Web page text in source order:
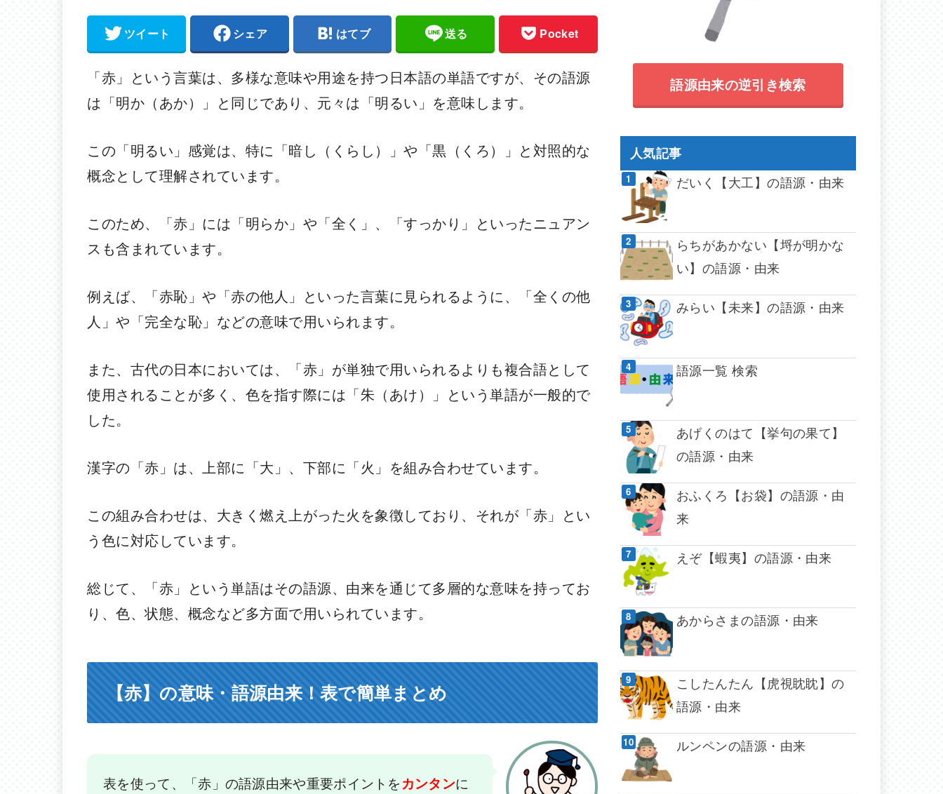
ツイート シェア はてブ 送る Pocket
「赤」という言葉は、多様な意味や用途を持つ日本語の単語ですが、その語源
は「明か（あか）」と同じであり、元々は「明るい」を意味します。
この「明るい」感覚は、特に「暗し（くらし）」や「黒（くろ）」と対照的な
概念として理解されています。
このため、「赤」には「明らか」や「全く」、「すっかり」といったニュアン
スも含まれています。
例えば、「赤恥」や「赤の他人」といった言葉に見られるように、「全くの他
人」や「完全な恥」などの意味で用いられます。
また、古代の日本においては、「赤」が単独で用いられるよりも複合語として
使用されることが多く、色を指す際には「朱（あけ）」という単語が一般的で
した。
漢字の「赤」は、上部に「大」、下部に「火」を組み合わせています。
この組み合わせは、大きく燃え上がった火を象徴しており、それが「赤」とい
う色に対応しています。
総じて、「赤」という単語はその語源、由来を通じて多層的な意味を持ってお
り、色、状態、概念など多方面で用いられています。
【赤】の意味・語源由来！表で簡単まとめ
表を使って、「赤」の語源由来や重要ポイントをカンタンに
語源由来の逆引き検索
人気記事
だいく【大工】の語源・由来
らちがあかない【埒が明かな
い】の語源・由来
みらい【未来】の語源・由来
語源一覧 検索
あげくのはて【挙句の果て】
の語源・由来
おふくろ【お袋】の語源・由
来
えぞ【蝦夷】の語源・由来
あからさまの語源・由来
こしたんたん【虎視眈眈】の
語源・由来
ルンペンの語源・由来